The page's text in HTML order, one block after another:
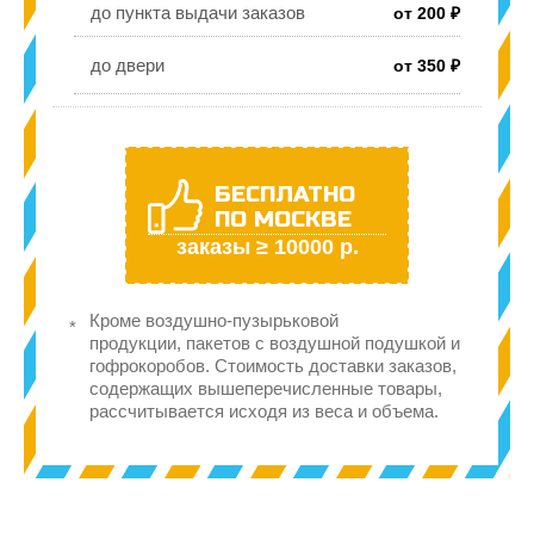
до пункта выдачи заказов от 200 ₽
до двери от 350 ₽
БЕСПЛАТНО
ПО МОСКВЕ
заказы ≥ 10000 р.
Кроме воздушно-пузырьковой
продукции, пакетов с воздушной подушкой и
гофрокоробов. Стоимость доставки заказов,
содержащих вышеперечисленные товары,
рассчитывается исходя из веса и объема.